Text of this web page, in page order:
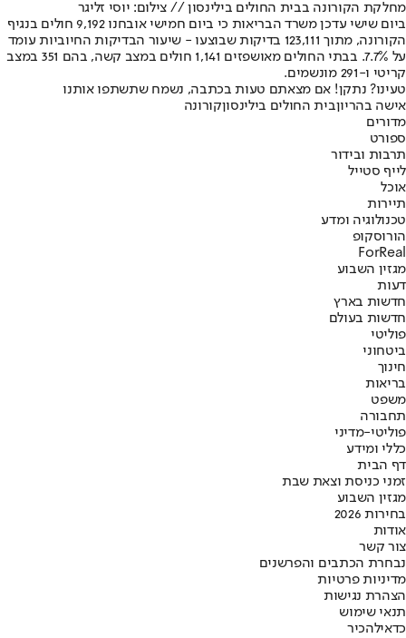
מחלקת הקורונה בבית החולים בילינסון // צילום: יוסי זליגר
ביום שישי עדכן משרד הבריאות כי ביום חמישי אובחנו 9,192 חולים בנגיף
הקורונה, מתוך 123,111 בדיקות שבוצעו - שיעור הבדיקות החיוביות עומד
על 7.7%. בבתי החולים מאושפזים 1,141 חולים במצב קשה, בהם 351 במצב
קריטי ו-291 מונשמים.
טעינו? נתקן! אם מצאתם טעות בכתבה, נשמח שתשתפו אותנו
אישה בהריוןבית החולים בילינסוןקורונה
מדורים
ספורט
תרבות ובידור
לייף סטייל
אוכל
תיירות
טכנולוגיה ומדע
הורוסקופ
ForReal
מגזין השבוע
דעות
חדשות בארץ
חדשות בעולם
פוליטי
ביטחוני
חינוך
בריאות
משפט
תחבורה
פוליטי-מדיני
כללי ומידע
דף הבית
זמני כניסת וצאת שבת
מגזין השבוע
בחירות 2026
אודות
צור קשר
נבחרת הכתבים והפרשנים
מדיניות פרטיות
הצהרת נגישות
תנאי שימוש
כדאילהכיר